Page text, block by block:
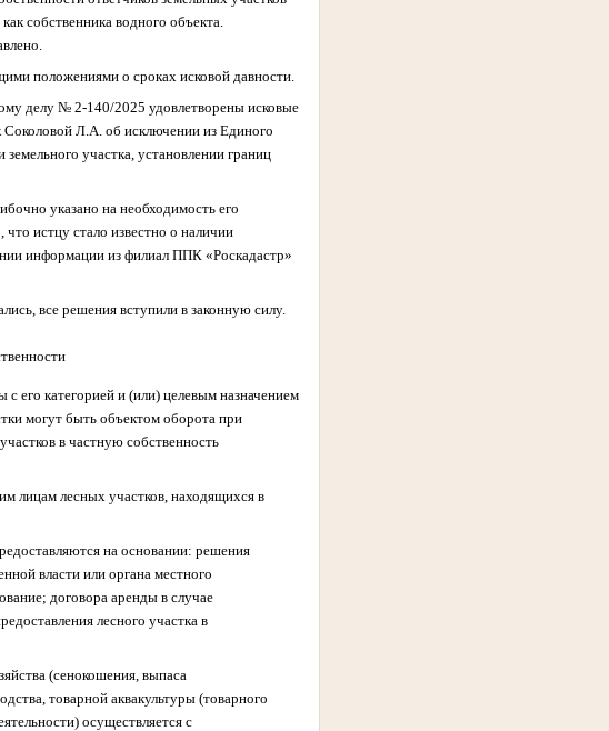
собственника водного объекта.
положениями о сроках исковой давности.
делу № 2-140/2025 удовлетворены исковые
Соколовой Л.А. об исключении из Единого
участка, установлении границ
указано на необходимость его
что истцу стало известно о наличии
информации из филиал ППК «Роскадастр»
все решения вступили в законную силу.
его категорией и (или) целевым назначением
могут быть объектом оборота при
в частную собственность
лицам лесных участков, находящихся в
на основании: решения
власти или органа местного
договора аренды в случае
лесного участка в
(сенокошения, выпаса
товарной аквакультуры (товарного
осуществляется с